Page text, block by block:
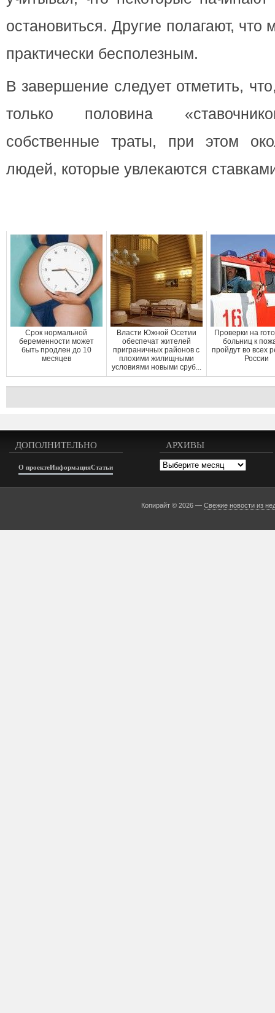
остановиться. Другие полагают, что
практически бесполезным.
В завершение следует отметить,
только половина
собственные траты, при этом
людей, которые увлекаются
Срок нормальной
беременности может
быть продлен до 10
месяцев
Власти Южной Осетии
обеспечат жителей
приграничных районов с
плохими жилищными
условиями новыми сруб...
Проверки на
больниц к
пройдут во всех
России
ДОПОЛНИТЕЛЬНО
О проектеИнформацияСтатьи
АРХИВЫ
Архивы
Копирайт © 2026 —Свежие новости из